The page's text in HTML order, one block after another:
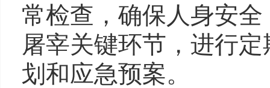
常检查，确保人身安
屠宰关键环节，进行
划和应急预案。